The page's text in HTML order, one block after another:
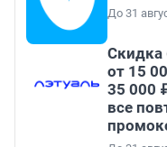
До 31
Скидка
от 15
35 000
все